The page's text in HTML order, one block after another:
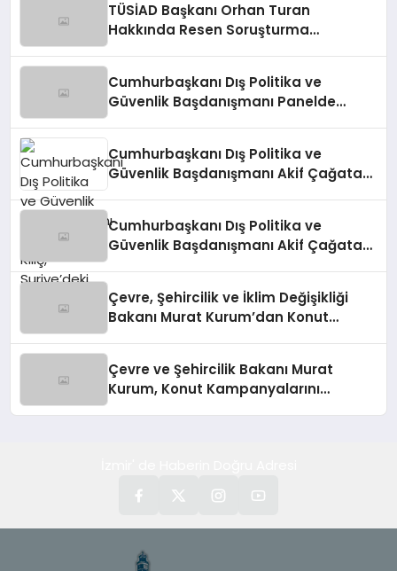
TÜSİAD Başkanı Orhan Turan
Hakkında Resen Soruşturma
Cumhurbaşkanı Dış Politika ve
Güvenlik Başdanışmanı Panelde
Cumhurbaşkanı Dış Politika ve
Güvenlik Başdanışmanı Akif Çağatay
Cumhurbaşkanı Dış Politika ve
Güvenlik Başdanışmanı Akif Çağatay
Çevre, Şehircilik ve İklim Değişikliği
Bakanı Murat Kurum’dan Konut
Çevre ve Şehircilik Bakanı Murat
Kurum, Konut Kampanyalarını